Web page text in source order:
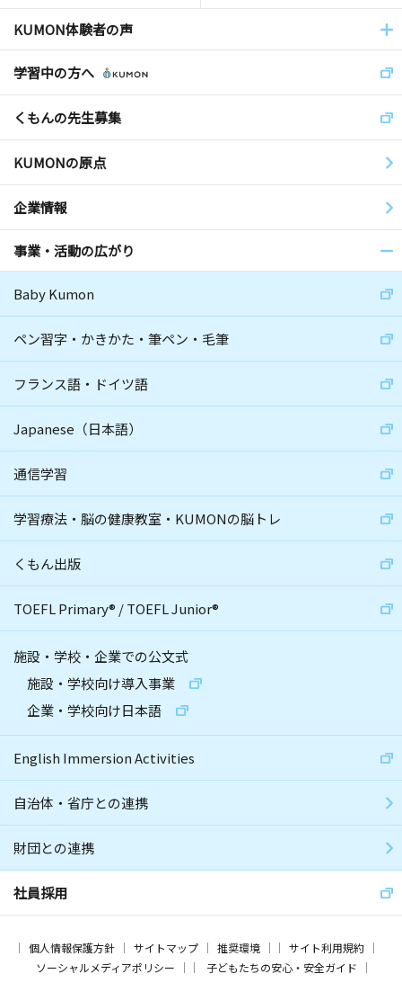
KUMON体験者の声
学習中の方へ
くもんの先生募集
KUMONの原点
企業情報
事業・活動の広がり
Baby Kumon
ペン習字・かきかた・筆ペン・毛筆
フランス語・ドイツ語
Japanese（日本語）
通信学習
学習療法・脳の健康教室・KUMONの脳トレ
くもん出版
TOEFL Primary® /TOEFL Junior®
施設・学校・企業での公文式
施設・学校向け導入事業
企業・学校向け日本語
English Immersion Activities
自治体・省庁との連携
財団との連携
社員採用
個人情報保護方針 サイトマップ 推奨環境
サイト利用規約
ソーシャルメディアポリシー
子どもたちの安心・安全ガイド